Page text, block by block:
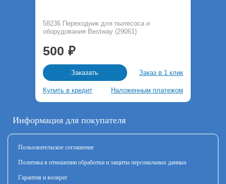
Информация для покупателя
Пользовательское соглашение
Политика в отношении обработки и защиты персональных данных
Гарантия и возврат
58236 Переходник для пылесоса и
оборудования Bestway (29061)
500
Заказать Заказ в 1 клик
Купить в кредит Наложенным платежом